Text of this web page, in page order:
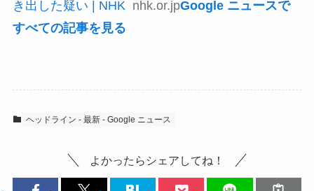
き出した疑い | NHK nhk.or.jpGoogle ニュースで
すべての記事を見る
ヘッドライン - 最新 - Google ニュース
よかったらシェアしてね！